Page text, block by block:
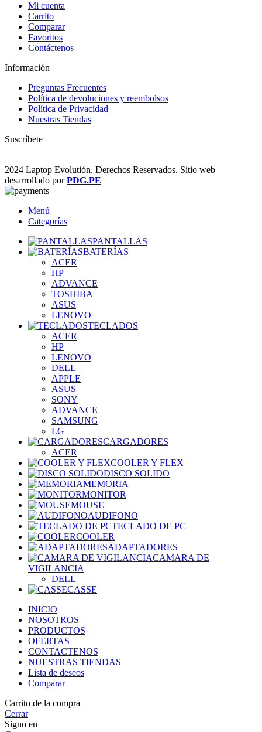
Mi cuenta
Carrito
Comparar
Favoritos
Contáctenos
Información
Preguntas Frecuentes
Política de devoluciones y reembolsos
Política de Privacidad
Nuestras Tiendas
Suscríbete
2024 Laptop Evolutión. Derechos Reservados. Sitio web
desarrollado porPDG.PE
Menú
Categorías
PANTALLAS
BATERÍAS
ACER
HP
ADVANCE
TOSHIBA
ASUS
LENOVO
TECLADOS
ACER
HP
LENOVO
DELL
APPLE
ASUS
SONY
ADVANCE
SAMSUNG
LG
CARGADORES
ACER
COOLER Y FLEX
DISCO SOLIDO
MEMORIA
MONITOR
MOUSE
AUDIFONO
TECLADO DE PC
COOLER
ADAPTADORES
CAMARA DE
VIGILANCIA
DELL
CASSE
INICIO
NOSOTROS
PRODUCTOS
OFERTAS
CONTACTENOS
NUESTRAS TIENDAS
Lista de deseos
Comparar
Carrito de la compra
Cerrar
Signo en